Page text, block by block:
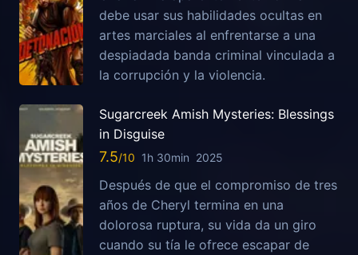
debe usar sus habilidades ocultas en
artes marciales al enfrentarse a una
despiadada banda criminal vinculada a
la corrupción y la violencia.
Sugarcreek Amish Mysteries: Blessings
in Disguise
7.5 1h 30min 2025
Después de que el compromiso de tres
años de Cheryl termina en una
dolorosa ruptura, su vida da un giro
cuando su tía le ofrece escapar de